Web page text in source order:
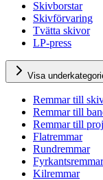
Skivborstar
Skivförvaring
Tvätta skivor
LP-press
Visa
Remmar till
Remmar till
Remmar till
Flatremmar
Rundremmar
Fyrkantsremmar
Kilremmar